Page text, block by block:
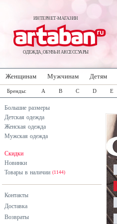
ИНТЕРНЕТ-МАГАЗИН
ОДЕЖДА, ОБУВЬ И АКСЕССУАРЫ
Женщинам Мужчинам Детям
Бренды: A B C D E
Большие размеры
Детская одежда
Женская одежда
Мужская одежда
Скидки
Новинки
Товары в наличии (1144)
Контакты
Доставка
Возвраты